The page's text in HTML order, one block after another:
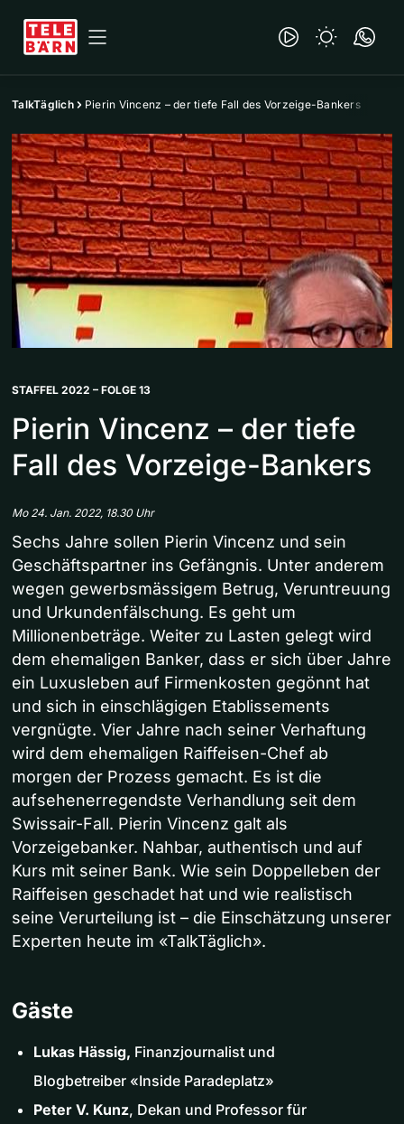
TalkTäglich Pierin Vincenz – der tiefe Fall des Vorzeige-Bankers
STAFFEL 2022 – FOLGE 13
Pierin Vincenz – der tiefe
Fall des Vorzeige-Bankers
Mo 24. Jan. 2022, 18.30 Uhr
Sechs Jahre sollen Pierin Vincenz und sein
Geschäftspartner ins Gefängnis. Unter anderem
wegen gewerbsmässigem Betrug, Veruntreuung
und Urkundenfälschung. Es geht um
Millionenbeträge. Weiter zu Lasten gelegt wird
dem ehemaligen Banker, dass er sich über Jahre
ein Luxusleben auf Firmenkosten gegönnt hat
und sich in einschlägigen Etablissements
vergnügte. Vier Jahre nach seiner Verhaftung
wird dem ehemaligen Raiffeisen-Chef ab
morgen der Prozess gemacht. Es ist die
aufsehenerregendste Verhandlung seit dem
Swissair-Fall. Pierin Vincenz galt als
Vorzeigebanker. Nahbar, authentisch und auf
Kurs mit seiner Bank. Wie sein Doppelleben der
Raiffeisen geschadet hat und wie realistisch
seine Verurteilung ist – die Einschätzung unserer
Experten heute im «TalkTäglich».
Gäste
Lukas Hässig, Finanzjournalist und
Blogbetreiber «Inside Paradeplatz»
Peter V. Kunz, Dekan und Professor für